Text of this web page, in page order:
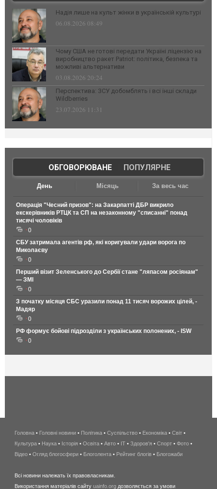
Надія лише на культ жінки в українській культурі
06.08.2026 08:49
Чому США не готові передати Україні ліцензію на
виробництво ракет Patriot: політика, безпека та
можливі альтернативи
03.08.2026 20:24
Перспектива: ЗСУ добомблять і всі інші склади
Wildberries
23.07.2026 11:31
ОБГОВОРЮВАНЕ| ПОПУЛЯРНЕ
День Місяць За весь час
Операція "Чесний призов": на Закарпатті ДБР викрило
екскерівників РТЦК та СП на незаконному "списанні" понад
тисячі чоловіків
0
СБУ затримала агентів рф, які коригували удари ворога по
Миколаєву
0
Перший візит Зеленського до Сербії стане "ляпасом росіянам"
— ЗМІ
0
З початку місяця СБС уразили понад 11 тисяч ворожих цілей, -
Мадяр
0
РФ формує бойові підрозділи з українських полонених, - ISW
0
беспроводной
интернет
киев
wimax
Головна • Головні новини • Політика • Суспільство • Економіка • Світ •
Культура • Наука • Історія • Освіта • Авто • IT • Здоров'я • Спорт • Фото •
Відео • Огляд блогосфери • Блоголента • Рейтинг блогів • Блогожаби
Всі новини належать їх правовласникам.
Використання матеріалів сайту uainfo.org дозволяється за умови